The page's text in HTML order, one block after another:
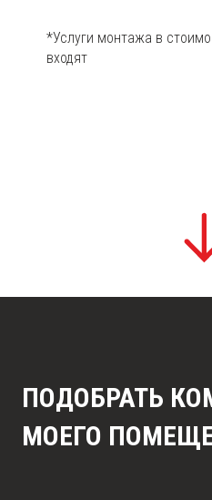
*Услуги монтажа в
входят
ПОДОБРАТЬ
МОЕГО